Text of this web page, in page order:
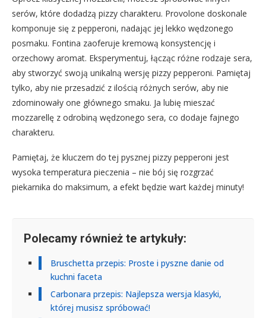
serów, które dodadzą pizzy charakteru. Provolone doskonale
komponuje się z pepperoni, nadając jej lekko wędzonego
posmaku. Fontina zaoferuje kremową konsystencję i
orzechowy aromat. Eksperymentuj, łącząc różne rodzaje sera,
aby stworzyć swoją unikalną wersję pizzy pepperoni. Pamiętaj
tylko, aby nie przesadzić z ilością różnych serów, aby nie
zdominowały one głównego smaku. Ja lubię mieszać
mozzarellę z odrobiną wędzonego sera, co dodaje fajnego
charakteru.
Pamiętaj, że kluczem do tej pysznej pizzy pepperoni jest
wysoka temperatura pieczenia – nie bój się rozgrzać
piekarnika do maksimum, a efekt będzie wart każdej minuty!
Polecamy również te artykuły:
Bruschetta przepis: Proste i pyszne danie od
kuchni faceta
Carbonara przepis: Najlepsza wersja klasyki,
której musisz spróbować!